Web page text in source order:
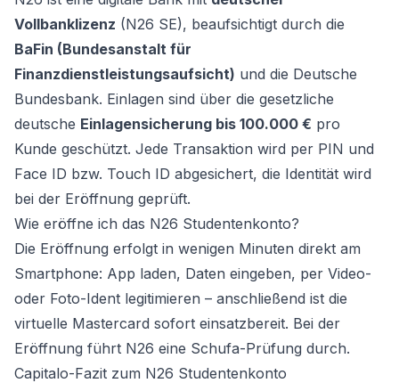
Vollbanklizenz (N26 SE), beaufsichtigt durch die
BaFin (Bundesanstalt für
Finanzdienstleistungsaufsicht) und die Deutsche
Bundesbank. Einlagen sind über die gesetzliche
deutsche Einlagensicherung bis 100.000 € pro
Kunde geschützt. Jede Transaktion wird per PIN und
Face ID bzw. Touch ID abgesichert, die Identität wird
bei der Eröffnung geprüft.
Wie eröffne ich das N26 Studentenkonto?
Die Eröffnung erfolgt in wenigen Minuten direkt am
Smartphone: App laden, Daten eingeben, per Video-
oder Foto-Ident legitimieren – anschließend ist die
virtuelle Mastercard sofort einsatzbereit. Bei der
Eröffnung führt N26 eine Schufa-Prüfung durch.
Capitalo-Fazit zum N26 Studentenkonto